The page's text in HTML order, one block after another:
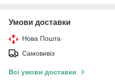
Умови доставки
Нова Пошта
Самовивіз
Всі умови доставки